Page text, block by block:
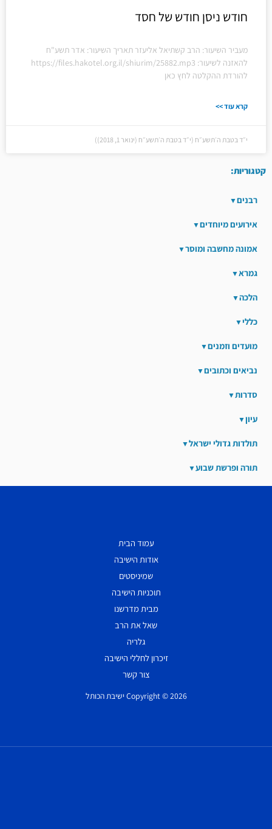
חודש ניסן חודש של חסד
מעביר השיעור: הרב קשתיאל אליעזר תאריך השיעור: אדר תשע"ח
להאזנה לשיעור: https://files.hakotel.org.il/shiurim/25882.mp3
להורדת ההקלטה לחץ כאן
קרא עוד >>
י״ד בטבת ה׳תשע״ח (י״ד בטבת ה׳תשע״ח (ינואר 1, 2018))
קטגוריות:
רבנים
אירועים מיוחדים
אמונה מחשבה ומוסר
גמרא
הלכה
כללי
מועדים וזמנים
נביאים וכתובים
סדרות
עיון
תולדות גדולי ישראל
תורה ופרשת שבוע
עמוד הבית
אודות הישיבה
שמיניסטים
תוכניות הישיבה
מבית מדרשנו
שאל את הרב
גלריה
זיכרון לחללי הישיבה
צור קשר
Copyright © 2026 ישיבת הכותל